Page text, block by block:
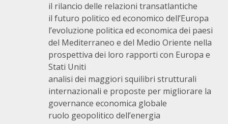
il rilancio delle relazioni transatlantiche
il futuro politico ed economico dell’Europa
l’evoluzione politica ed economica dei paesi
del Mediterraneo e del Medio Oriente nella
prospettiva dei loro rapporti con Europa e
Stati Uniti
analisi dei maggiori squilibri strutturali
internazionali e proposte per migliorare la
governance economica globale
ruolo geopolitico dell’energia